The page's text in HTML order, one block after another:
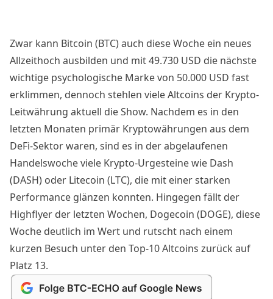
Zwar kann Bitcoin (BTC) auch diese Woche ein neues
Allzeithoch ausbilden und mit 49.730 USD die nächste
wichtige psychologische Marke von 50.000 USD fast
erklimmen, dennoch stehlen viele Altcoins der Krypto-
Leitwährung aktuell die Show. Nachdem es in den
letzten Monaten primär Kryptowährungen aus dem
DeFi-Sektor waren, sind es in der abgelaufenen
Handelswoche viele Krypto-Urgesteine wie Dash
(DASH) oder Litecoin (LTC), die mit einer starken
Performance glänzen konnten. Hingegen fällt der
Highflyer der letzten Wochen, Dogecoin (DOGE), diese
Woche deutlich im Wert und rutscht nach einem
kurzen Besuch unter den Top-10 Altcoins zurück auf
Platz 13.